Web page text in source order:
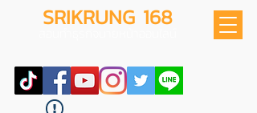
SRIKRUNG 168